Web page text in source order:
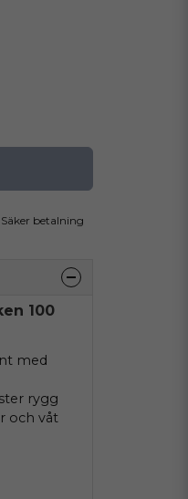
Säker betalning
100
med
rygg
och våt